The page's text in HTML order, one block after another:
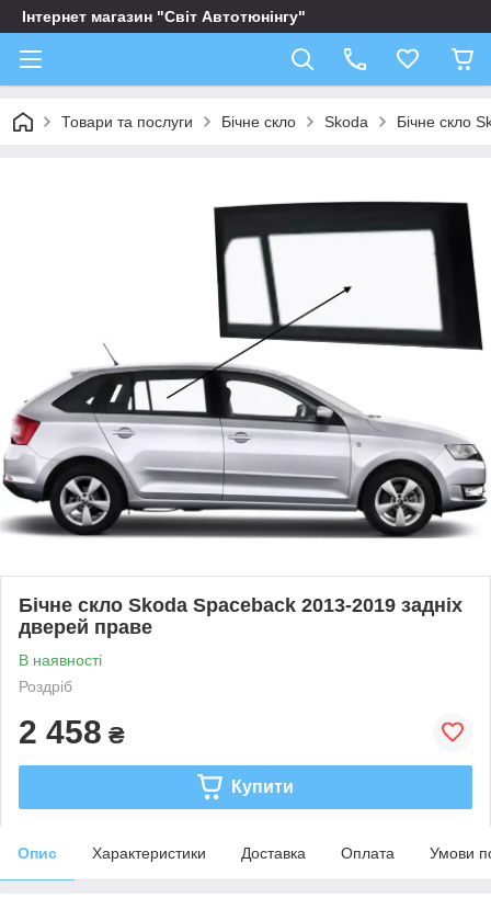
Інтернет магазин "Світ Автотюнінгу"
Товари та послуги Бічне скло Skoda Бічне скло
Бічне скло Skoda Spaceback 2013-2019 задніх
дверей праве
В наявності
Роздріб
2 458 ₴
Купити
Опис Характеристики Доставка Оплата Умови